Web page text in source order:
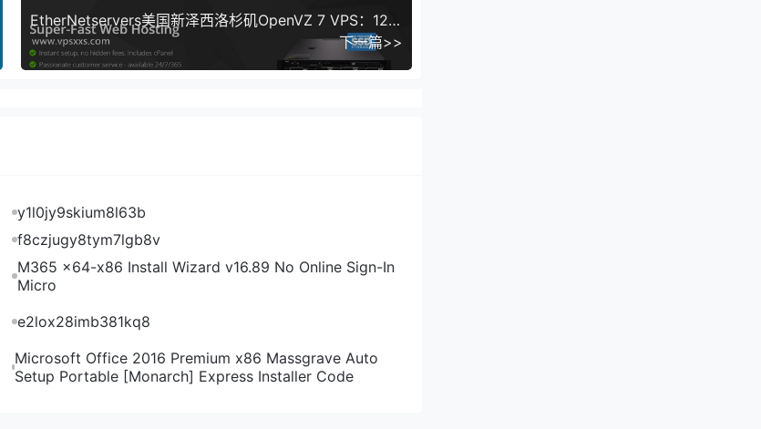
EtherNetservers美国新泽西洛杉矶OpenVZ 7 VPS：12美元年，2个IPv4，20Gbps DDoS防御
下一篇>>
y1l0jy9skium8l63b
f8czjugy8tym7lgb8v
M365 x64-x86 Install Wizard v16.89 No Online Sign-In
Micro
e2lox28imb381kq8
Microsoft Office 2016 Premium x86 Massgrave Auto
Setup Portable [Monarch] Express Installer Code